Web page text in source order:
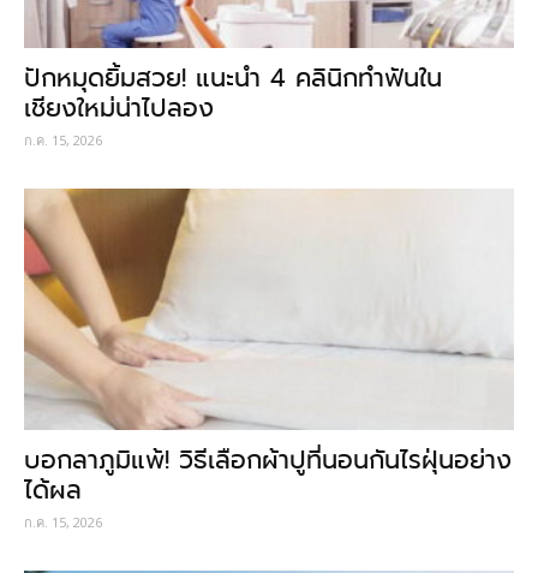
ปักหมุดยิ้มสวย! แนะนำ 4 คลินิกทำฟันใน
เชียงใหม่น่าไปลอง
ก.ค. 15, 2026
บอกลาภูมิแพ้! วิธีเลือกผ้าปูที่นอนกันไรฝุ่นอย่าง
ได้ผล
ก.ค. 15, 2026